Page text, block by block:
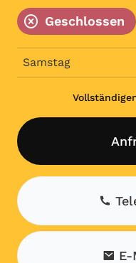
Geschlossen
Samstag
E-